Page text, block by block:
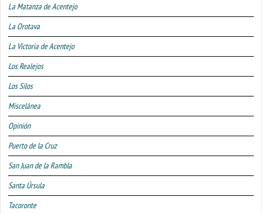
La Matanza de Acentejo
La Orotava
La Victoria de Acentejo
Los Realejos
Los Silos
Miscelánea
Opinión
Puerto de la Cruz
San Juan de la Rambla
Santa Úrsula
Tacoronte